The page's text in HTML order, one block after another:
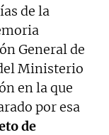
de la
General de
Ministerio
en la que
por esa
de